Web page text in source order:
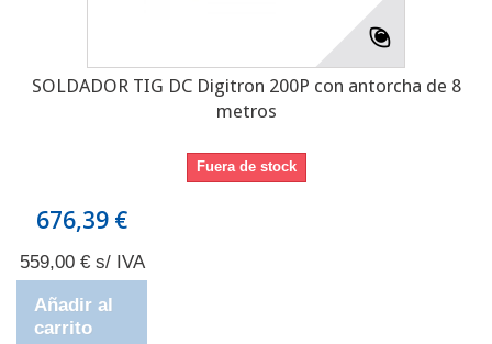
SOLDADOR TIG DC Digitron 200P con antorcha de 8
metros
Fuera de stock
676,39 €
559,00 € s/ IVA
Añadir al
carrito